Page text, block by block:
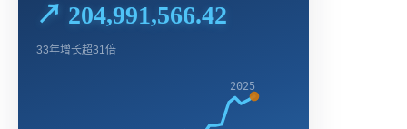
↗ 204,991,566.42
33年增长超31倍
2025